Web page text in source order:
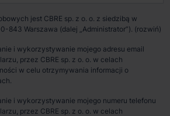
jest CBRE sp. z o. o. z siedzibą w
843 Warszawa (dalej „Administrator”).
i wykorzystywanie mojego adresu email
przez CBRE sp. z o. o. w celach
w celu otrzymywania informacji o
i wykorzystywanie mojego numeru telefonu
przez CBRE sp. z o. o. w celach